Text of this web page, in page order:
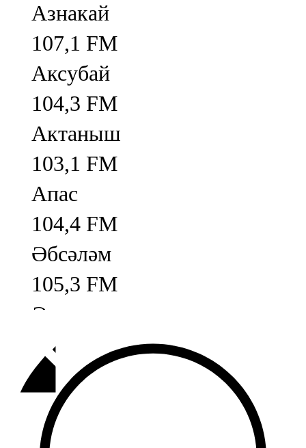
Азнакай
107,1 FM
Аксубай
104,3 FM
Актаныш
103,1 FM
Апас
104,4 FM
Әбсәләм
105,3 FM
Әлмәт
92,9 FM
Базарлы матак
107,1 FM
Балык бистәсе